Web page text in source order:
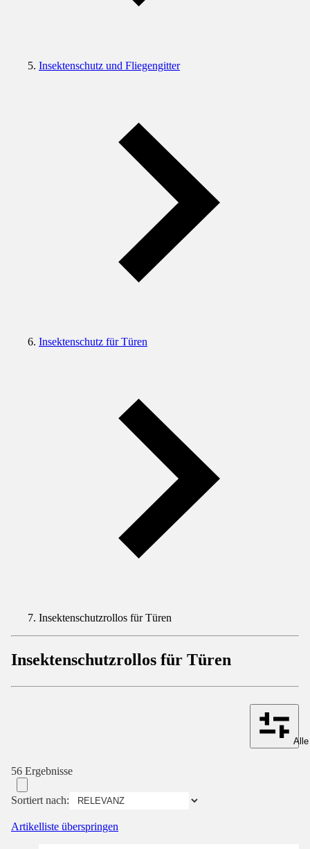
Insektenschutz und Fliegengitter
Insektenschutz für Türen
Insektenschutzrollos für Türen
Insektenschutzrollos für Türen
56 Ergebnisse
Sortiert nach:
Artikelliste überspringen